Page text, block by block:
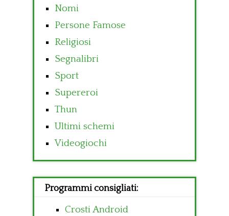
Nomi
Persone Famose
Religiosi
Segnalibri
Sport
Supereroi
Thun
Ultimi schemi
Videogiochi
Programmi consigliati:
Crosti Android